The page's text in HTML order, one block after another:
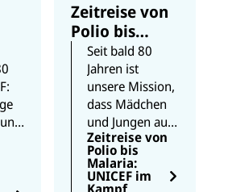
widerspiegelt
und wie sich
sein
Erscheinungsbil
d bis heute
immer wieder
geändert hat,
erfahren Sie in
unserem Blog.
Zeitreise von
Polio bis
Malaria:
UNICEF im
Kampf gegen
Krankheiten
Seit bald 80
Jahren ist
unsere Mission,
dass Mädchen
und Jungen auf
der ganzen Welt
gesund groß
werden können.
Zeitreise von
Polio bis
Malaria:
UNICEF im